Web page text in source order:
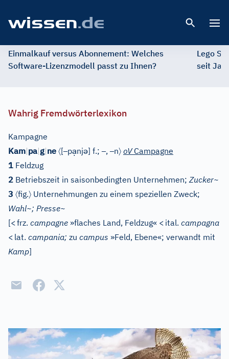
Einmalkauf versus Abonnement: Welches
Software-Lizenzmodell passt zu Ihnen?
Lego
seit
Wahrig Fremdwörterlexikon
Kampagne
Kam|pa|g|ne 〈[–pạnjə] f.;–,–n〉 oVCampagne
1 Feldzug
2 Betriebszeit in saisonbedingten Unternehmen;Zucker~
3 〈fig.〉 Unternehmungen zu einem speziellen Zweck;
Wahl~; Presse~
[<frz. campagne »flaches Land, Feldzug« < ital. campagna
< lat. campania; zu campus »Feld, Ebene«; verwandt mit
Kamp]